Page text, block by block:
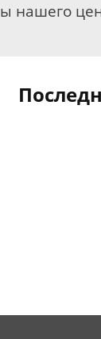
нашего